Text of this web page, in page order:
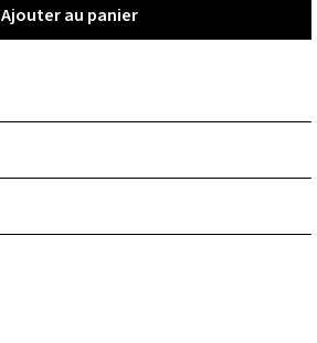
Ajouter au panier
Ajouter au panier